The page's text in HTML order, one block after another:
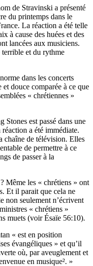
de Stravinski a présenté
du printemps dans le
La réaction a été telle
à cause des huées et des
lancées aux musiciens.
et du rythme
dans les concerts
douce comparée à ce que
« chrétiennes »
est passé dans une
a été immédiate.
chaîne de télévision. Elles
de permettre à ce
de passer à la
Même les « chrétiens » ont
Et il parait que cela ne
non seulement n’écrivent
« chrétiens »
muets (voir Ésaïe 56:10).
« est en position
évangéliques » et qu’il
où, par aveuglement et
en musique². »